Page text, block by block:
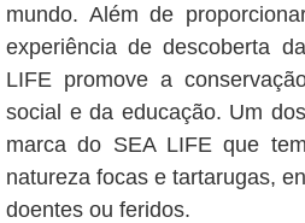
mundo. Além de
experiência de descoberta
LIFE promove a
social e da educação. Um
marca do SEA LIFE que
natureza focas e tartarugas,
doentes ou feridos.